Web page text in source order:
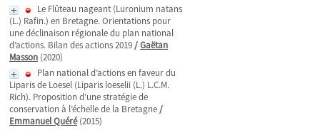
Le Flûteau nageant (Luronium natans
(L.) Rafin.) en Bretagne. Orientations pour
une déclinaison régionale du plan national
d’actions. Bilan des actions 2019/Gaëtan
Masson (2020)
Plan national d’actions en faveur du
Liparis de Loesel (Liparis loeselii (L.) L.C.M.
Rich). Proposition d’une stratégie de
conservation à l’échelle de la Bretagne/
Emmanuel Quéré(2015)